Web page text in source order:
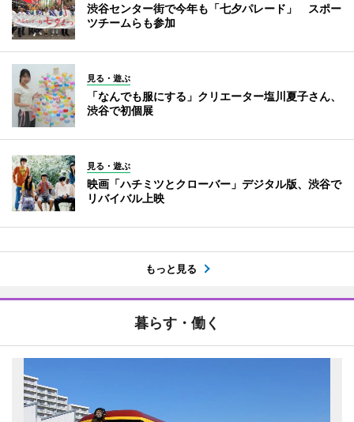
渋谷センター街で今年も「七夕パレード」 スポー
ツチームらも参加
見る・遊ぶ
「なんでも服にする」クリエーター塩川夏子さん、
渋谷で初個展
見る・遊ぶ
映画「ハチミツとクローバー」デジタル版、渋谷で
リバイバル上映
もっと見る
暮らす・働く